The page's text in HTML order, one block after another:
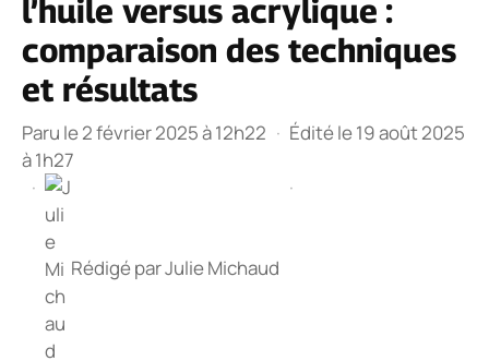
l’huile versus acrylique :
comparaison des techniques
et résultats
Paru le 2 février 2025 à 12h22 · Édité le 19 août 2025
à 1h27
·
Rédigé parJulie Michaud
·